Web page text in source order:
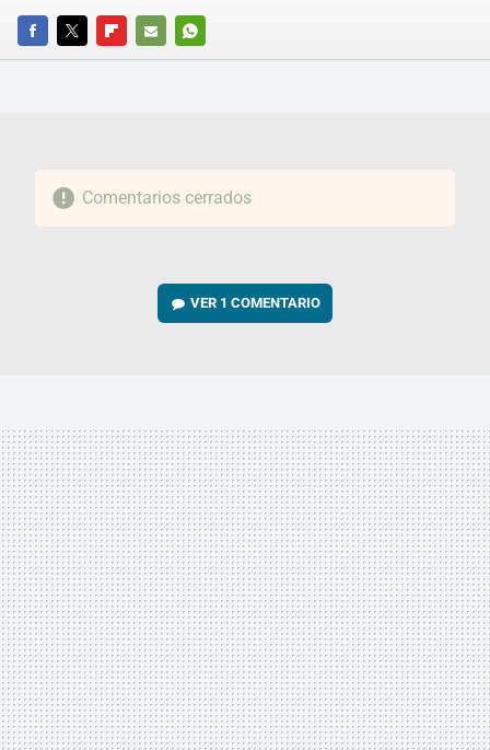
FACEBOOKTWITTERFLIPBOARD
E-
WHATSAPP
Comentarios cerrados
VER 1 COMENTARIO